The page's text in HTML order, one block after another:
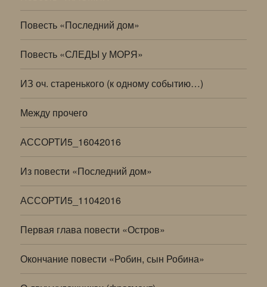
Повесть «Последний дом»
Повесть «СЛЕДЫ у МОРЯ»
ИЗ оч. старенького (к одному событию…)
Между прочего
АССОРТИ5_16042016
Из повести «Последний дом»
АССОРТИ5_11042016
Первая глава повести «Остров»
Окончание повести «Робин, сын Робина»